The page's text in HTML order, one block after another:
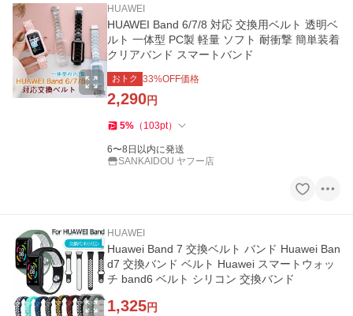
HUAWEI
HUAWEI Band 6/7/8 対応 交換用ベルト 透明ベ
ルト 一体型 PC製 軽量 ソフト 耐衝撃 簡単装着
クリアバンド スマートバンド
おトク 33%OFF価格
2,290円
5% （ 103pt）
6〜8日以内に発送
SANKAIDOU ヤフー店
HUAWEI
Huawei Band 7 交換ベルト バンド Huawei Ban
d7 交換バンド ベルト Huawei スマートウォッ
チ band6 ベルト シリコン 交換バンド
1,325円